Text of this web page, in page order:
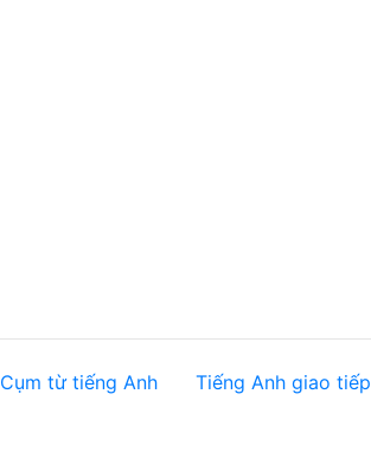
Cụm từ tiếng Anh Tiếng Anh giao tiếp